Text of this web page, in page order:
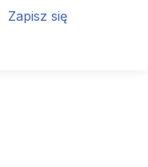
Zapisz się